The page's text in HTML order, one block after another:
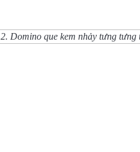
2. Domino que kem nhảy tưng